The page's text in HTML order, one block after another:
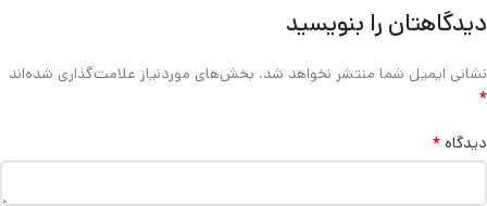
دیدگاهتان را بنویسید
نشانی ایمیل شما منتشر نخواهد شد. بخش‌های موردنیاز علامت‌گذاری شده‌اند
*
دیدگاه *